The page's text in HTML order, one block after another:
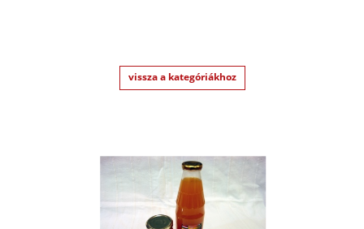
vissza a kategóriákhoz